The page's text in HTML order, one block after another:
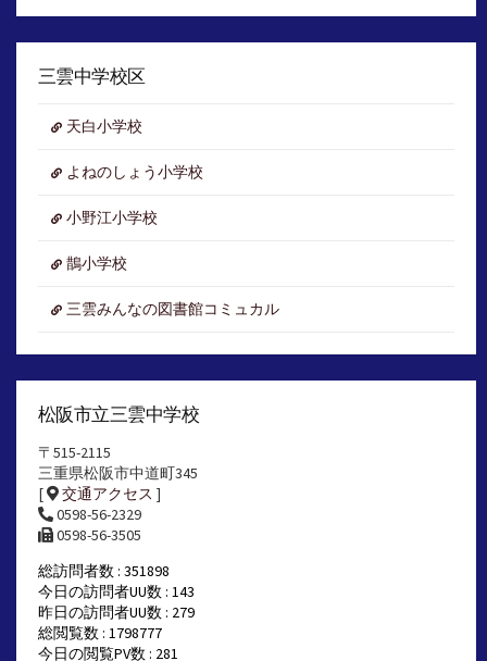
ア
イ
三雲中学校区
天白小学校
よねのしょう小学校
小野江小学校
鵲小学校
三雲みんなの図書館コミュカル
松阪市立三雲中学校
〒515-2115
三重県松阪市中道町345
[
交通アクセス ]
0598-56-2329
0598-56-3505
総訪問者数 : 351898
今日の訪問者UU数 : 143
昨日の訪問者UU数 : 279
総閲覧数 : 1798777
今日の閲覧PV数 : 281